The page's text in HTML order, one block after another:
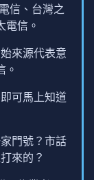
信、台灣之
電信。
來源代表意
。
可馬上知道
門號？市話
來的？